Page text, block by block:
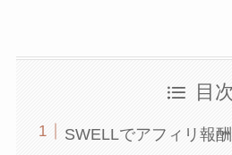
目次
SWELLでアフィリ報